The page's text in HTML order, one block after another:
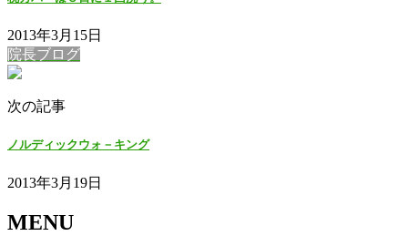
2013年3月15日
院長ブログ
次の記事
ノルディックウォ－キング
2013年3月19日
MENU